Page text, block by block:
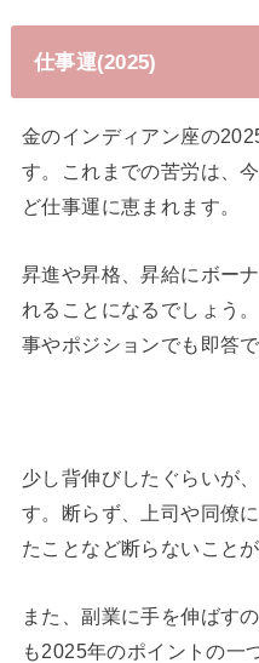
仕事運(2025)
金のインディアン座の
す。これまでの苦労は、
ど仕事運に恵まれます。
昇進や昇格、昇給にボー
れることになるでしょう
事やポジションでも即答
少し背伸びしたぐらいが
す。断らず、上司や同僚
たことなど断らないことが
また、副業に手を伸ばす
も2025年のポイントの一